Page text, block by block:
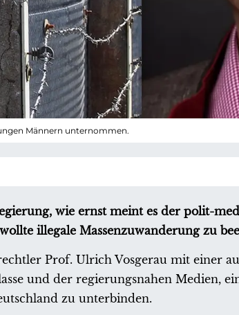
Männern unternommen.
wie ernst meint es der polit-
illegale Massenzuwanderung zu
Prof. Ulrich Vosgerau mit einer
und der regierungsnahen Medien,
zu unterbinden.